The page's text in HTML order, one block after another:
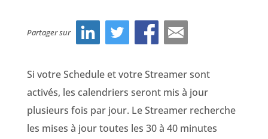
Partager sur
Si votre Schedule et votreStreamersont
activés, les calendriers seront mis à jour
plusieurs fois par jour. Le Streamer recherche
les mises à jour toutes les 30 à 40 minutes